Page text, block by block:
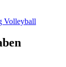
Volleyball